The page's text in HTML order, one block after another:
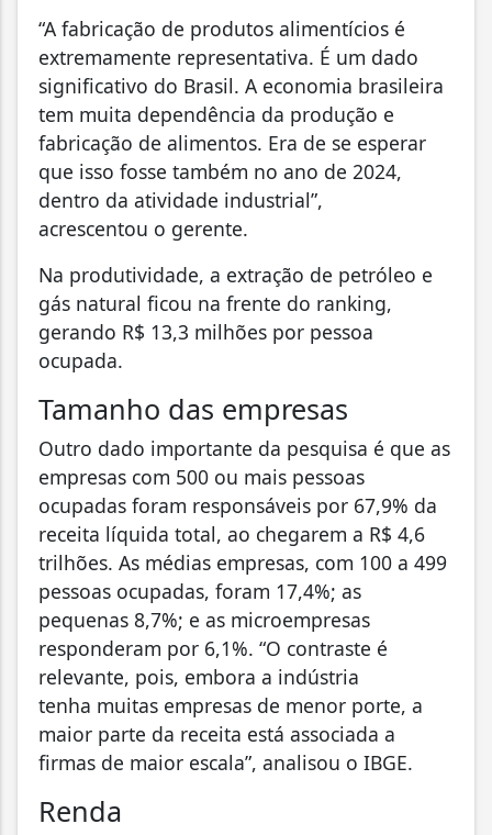
“A fabricação de produtos alimentícios é
extremamente representativa. É um dado
significativo do Brasil. A economia brasileira
tem muita dependência da produção e
fabricação de alimentos. Era de se esperar
que isso fosse também no ano de 2024,
dentro da atividade industrial”,
acrescentou o gerente.
Na produtividade, a extração de petróleo e
gás natural ficou na frente do ranking,
gerando R$ 13,3 milhões por pessoa
ocupada.
Tamanho das empresas
Outro dado importante da pesquisa é que as
empresas com 500 ou mais pessoas
ocupadas foram responsáveis por 67,9% da
receita líquida total, ao chegarem a R$ 4,6
trilhões. As médias empresas, com 100 a 499
pessoas ocupadas, foram 17,4%; as
pequenas 8,7%; e as microempresas
responderam por 6,1%. “O contraste é
relevante, pois, embora a indústria
tenha muitas empresas de menor porte, a
maior parte da receita está associada a
firmas de maior escala”, analisou o IBGE.
Renda